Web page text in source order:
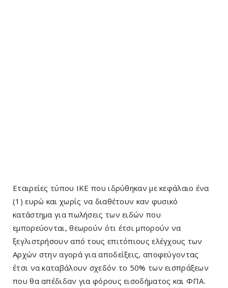
Εταιρείες τύπου ΙΚΕ που ιδρύθηκαν με κεφάλαιο ένα
(1) ευρώ και χωρίς να διαθέτουν καν φυσικό
κατάστημα για πωλήσεις των ειδών που
εμπορεύονται, θεωρούν ότι έτσι μπορούν να
ξεγλιστρήσουν από τους επιτόπιους ελέγχους των
Αρχών στην αγορά για αποδείξεις, αποφεύγοντας
έτσι να καταβάλουν σχεδόν το 50% των εισπράξεων
που θα απέδιδαν για φόρους εισοδήματος και ΦΠΑ.